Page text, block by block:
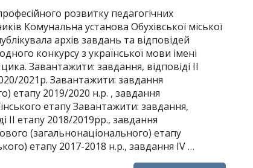
розвитку педагогічних
Комунальна установа Обухівської міської
архів завдань та відповідей
конкурсу з української мови імені
Завантажити: завдання, відповіді II
2021р. Завантажити: завдання
етапу 2019/2020 н.р. , завдання
етапу Завантажити: завдання,
ІІ етапу 2018/2019рр., завдання
(загальнонаціонального) етапу
етапу 2017-2018 н.р., завдання ІV …